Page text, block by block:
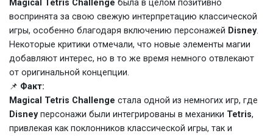
Magical Tetris Challenge была в целом позитивно
воспринята за свою свежую интерпретацию классической
игры, особенно благодаря включению персонажей Disney.
Некоторые критики отмечали, что новые элементы магии
добавляют интерес, но в то же время немного отвлекают
от оригинальной концепции.
📌 Факт:
Magical Tetris Challenge стала одной из немногих игр, где
Disneyперсонажи были интегрированы в механики Tetris,
привлекая как поклонников классической игры, так и